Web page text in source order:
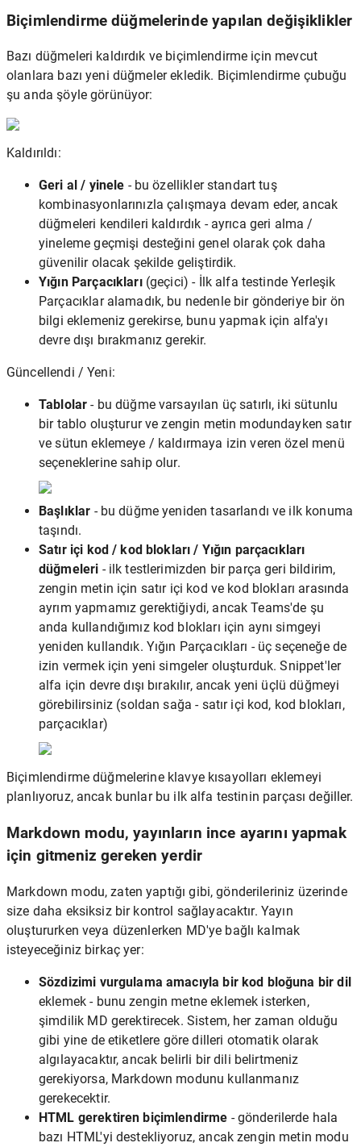
Biçimlendirme düğmelerinde yapılan değişiklikler
Bazı düğmeleri kaldırdık ve biçimlendirme için mevcut
olanlara bazı yeni düğmeler ekledik. Biçimlendirme çubuğu
şu anda şöyle görünüyor:
Kaldırıldı:
Geri al / yinele - bu özellikler standart tuş
kombinasyonlarınızla çalışmaya devam eder, ancak
düğmeleri kendileri kaldırdık - ayrıca geri alma /
yineleme geçmişi desteğini genel olarak çok daha
güvenilir olacak şekilde geliştirdik.
Yığın Parçacıkları(geçici) - İlk alfa testinde Yerleşik
Parçacıklar alamadık, bu nedenle bir gönderiye bir ön
bilgi eklemeniz gerekirse, bunu yapmak için alfa'yı
devre dışı bırakmanız gerekir.
Güncellendi / Yeni:
Tablolar - bu düğme varsayılan üç satırlı, iki sütunlu
bir tablo oluşturur ve zengin metin modundayken satır
ve sütun eklemeye / kaldırmaya izin veren özel menü
seçeneklerine sahip olur.
Başlıklar - bu düğme yeniden tasarlandı ve ilk konuma
taşındı.
Satır içi kod / kod blokları / Yığın parçacıkları
düğmeleri - ilk testlerimizden bir parça geri bildirim,
zengin metin için satır içi kod ve kod blokları arasında
ayrım yapmamız gerektiğiydi, ancak Teams'de şu
anda kullandığımız kod blokları için aynı simgeyi
yeniden kullandık. Yığın Parçacıkları - üç seçeneğe de
izin vermek için yeni simgeler oluşturduk. Snippet'ler
alfa için devre dışı bırakılır, ancak yeni üçlü düğmeyi
görebilirsiniz (soldan sağa - satır içi kod, kod blokları,
parçacıklar)
Biçimlendirme düğmelerine klavye kısayolları eklemeyi
planlıyoruz, ancak bunlar bu ilk alfa testinin parçası değiller.
Markdown modu, yayınların ince ayarını yapmak
için gitmeniz gereken yerdir
Markdown modu, zaten yaptığı gibi, gönderileriniz üzerinde
size daha eksiksiz bir kontrol sağlayacaktır. Yayın
oluştururken veya düzenlerken MD'ye bağlı kalmak
isteyeceğiniz birkaç yer:
Sözdizimi vurgulama amacıyla bir kod bloğuna bir dil
eklemek - bunu zengin metne eklemek isterken,
şimdilik MD gerektirecek. Sistem, her zaman olduğu
gibi yine de etiketlere göre dilleri otomatik olarak
algılayacaktır, ancak belirli bir dili belirtmeniz
gerekiyorsa, Markdown modunu kullanmanız
gerekecektir.
HTML gerektiren biçimlendirme - gönderilerde hala
bazı HTML'yi destekliyoruz, ancak zengin metin modu